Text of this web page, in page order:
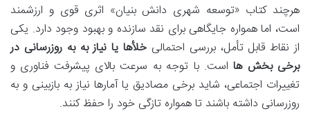
هرچند کتاب «توسعه شهری دانش بنیان» اثری قوی و ارزشمند
است، اما همواره جایگاهی برای نقد سازنده و بهبود وجود دارد. یکی
از نقاط قابل تأمل، بررسی احتمالی خلأها یا نیاز به به روزرسانی در
برخی بخش هااست. با توجه به سرعت بالای پیشرفت فناوری و
تغییرات اجتماعی، شاید برخی مصادیق یا آمارها نیاز به بازبینی و به
روزرسانی داشته باشند تا همواره تازگی خود را حفظ کنند.